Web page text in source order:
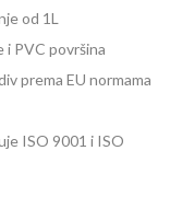
od 1L
i PVC površina
prema EU normama
ISO 9001 i ISO